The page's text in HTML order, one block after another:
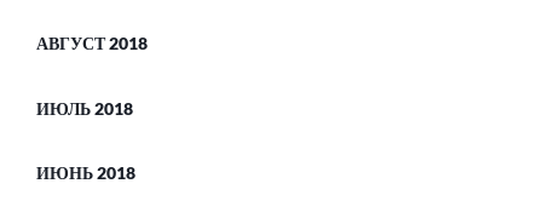
АВГУСТ 2018
ИЮЛЬ 2018
ИЮНЬ 2018